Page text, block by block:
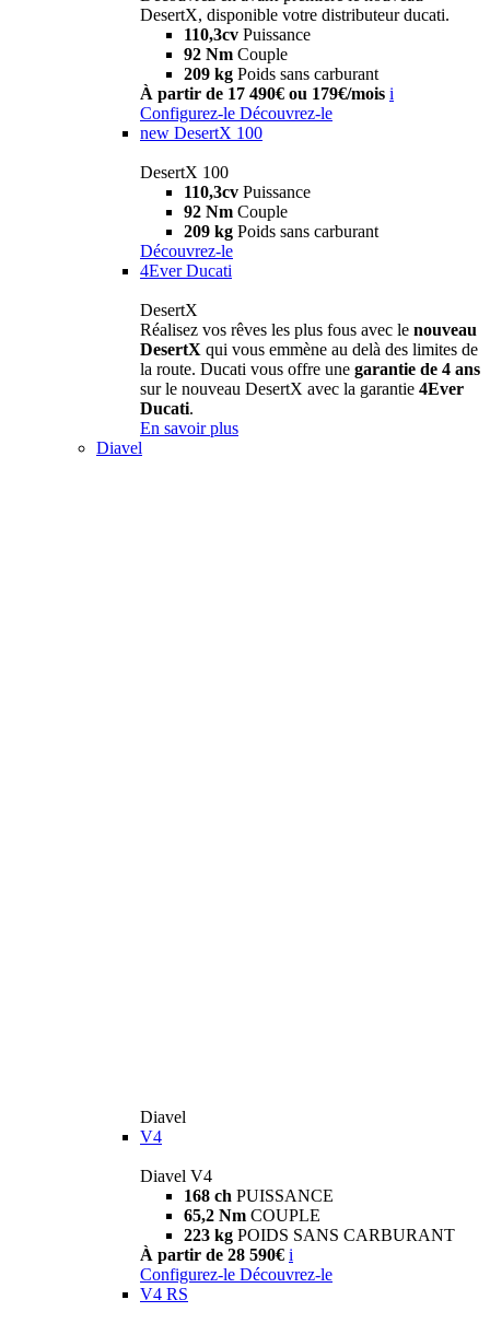
DesertX, disponible votre distributeur ducati.
110,3cv Puissance
92 Nm Couple
209 kg Poids sans carburant
À partir de 17 490€ ou 179€/mois i
Configurez-le Découvrez-le
new DesertX 100
DesertX 100
110,3cv Puissance
92 Nm Couple
209 kg Poids sans carburant
Découvrez-le
4Ever Ducati
DesertX
Réalisez vos rêves les plus fous avec le nouveau
DesertX qui vous emmène au delà des limites de
la route. Ducati vous offre une garantie de 4 ans
sur le nouveau DesertX avec la garantie 4Ever
Ducati.
En savoir plus
Diavel
Diavel
V4
Diavel V4
168 ch PUISSANCE
65,2 Nm COUPLE
223 kg POIDS SANS CARBURANT
À partir de 28 590€ i
Configurez-le Découvrez-le
V4 RS